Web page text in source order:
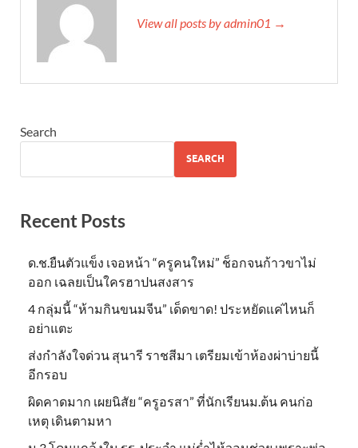
View all posts by admin01 →
Search
SEARCH
Recent Posts
ด.ช.ยืนตัวแข็ง เจอหน้า “ครูคนใหม่” ช็อกจนก้าวขาไม่
ออก เฉลยเป็นใครฮาปนสงสาร
4 กลุ่มนี้ “ห้ามกินขนมจีน” เด็ดขาด! ประหยัดแค่ไหนก็
อย่าแตะ
ส่งกำลังใจด่วน สุนารี ราชสีมา เตรียมเข้าห้องผ่าบ่ายนี้
อีกรอบ
ผิดคาดมาก เผยนิสัย “ครูอรสา” ที่นักเรียนม.ต้น คนก่อ
เหตุ เดินตามหา